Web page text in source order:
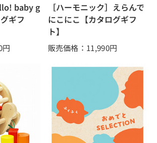
baby g
ギフ
円
［ハーモニック］えらんで
にこにこ【カタログギフ
ト】
販売価格：11,990円